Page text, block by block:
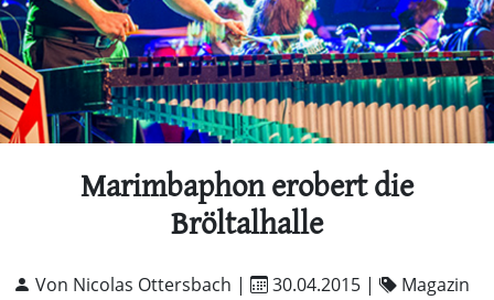
Marimbaphon erobert die
Bröltalhalle
Von Nicolas Ottersbach | 30.04.2015 | Magazin